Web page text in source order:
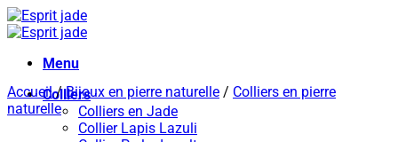
Passer
au
Menu
Colliers
Colliers en Jade
Collier Lapis Lazuli
Accueil / Bijoux en pierre naturelle / Colliers en pierre
naturelle